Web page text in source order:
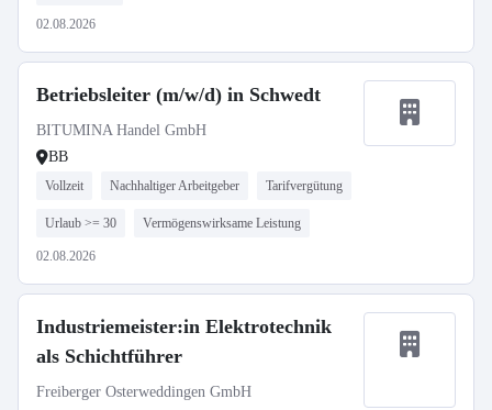
02.08.2026
Betriebsleiter (m/w/d) in Schwedt
BITUMINA Handel GmbH
BB
Vollzeit Nachhaltiger Arbeitgeber Tarifvergütung
Urlaub >= 30 Vermögenswirksame Leistung
02.08.2026
Industriemeister:in Elektrotechnik
als Schichtführer
Freiberger Osterweddingen GmbH